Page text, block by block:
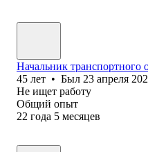
Начальник
45 лет • Был 23 апреля
Не ищет работу
Общий опыт
22 года 5 месяцев